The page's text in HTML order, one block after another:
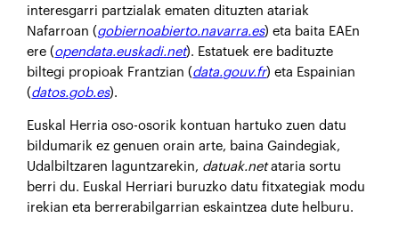
interesgarri partzialak ematen dituzten atariak
Nafarroan (gobiernoabierto.navarra.es) eta baita EAEn
ere (opendata.euskadi.net). Estatuek ere badituzte
biltegi propioak Frantzian (data.gouv.fr) eta Espainian
(datos.gob.es).
Euskal Herria oso-osorik kontuan hartuko zuen datu
bildumarik ez genuen orain arte, baina Gaindegiak,
Udalbiltzaren laguntzarekin, datuak.netataria sortu
berri du. Euskal Herriari buruzko datu fitxategiak modu
irekian eta berrerabilgarrian eskaintzea dute helburu.